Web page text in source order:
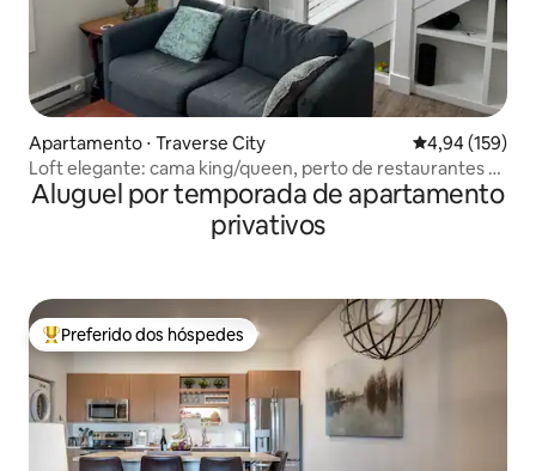
Apartamento ⋅ Traverse City 4,94 de uma
4,94 (159)
Loft elegante: cama king/queen, perto de restaurantes e
cervejaria
Aluguel por temporada de apartamento
privativos
Entre os melhores preferidos dos hóspedes
Preferido dos hóspedes